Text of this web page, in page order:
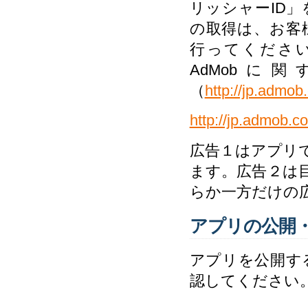
リッシャーID
の取得は、お客
行ってくださ
AdMobに
（http://
http://
広告１はアプリ
ます。広告２は
らか一方だけの
アプリの公開
アプリを公開す
認してください